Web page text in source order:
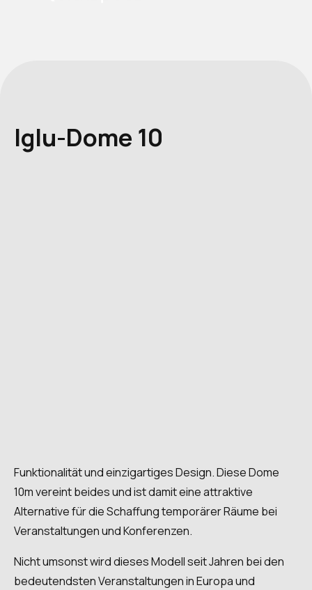
Iglu-Dome 10
Funktionalität und einzigartiges Design. Diese Dome
10m vereint beides und ist damit eine attraktive
Alternative für die Schaffung temporärer Räume bei
Veranstaltungen und Konferenzen.
Nicht umsonst wird dieses Modell seit Jahren bei den
bedeutendsten Veranstaltungen in Europa und